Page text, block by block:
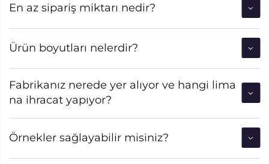
En az sipariş miktarı nedir?
Ürün boyutları nelerdir?
Fabrikanız nerede yer alıyor ve hangi lima
na ihracat yapıyor?
Örnekler sağlayabilir misiniz?